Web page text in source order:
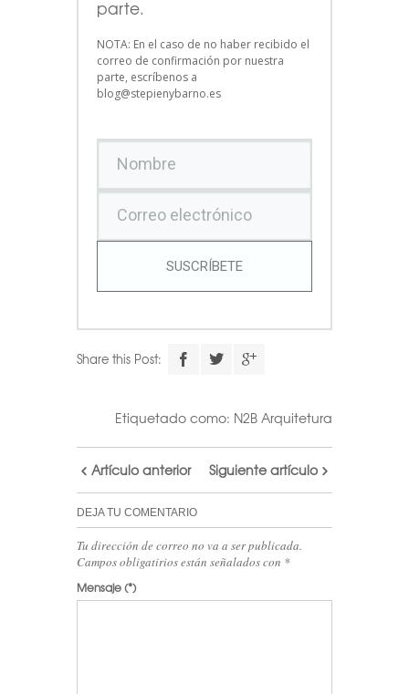
parte.
NOTA: En el caso de no haber recibido el
correo de confirmación por nuestra
parte, escríbenos a
blog@stepienybarno.es
SUSCRÍBETE
Share this Post:
Etiquetado como: N2B Arquitetura
Artículo anterior Siguiente artículo
DEJA TU COMENTARIO
Tu dirección de correo no va a ser publicada.
Campos obligatirios están señalados con *
Mensaje(*)